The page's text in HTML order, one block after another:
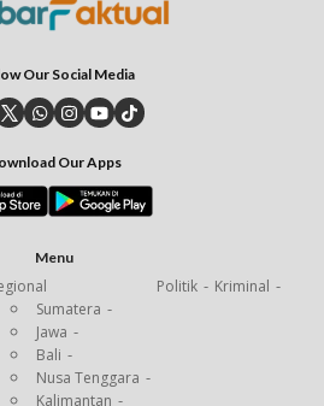
Our Social Media
Our Apps
Menu
Sumatera
Jawa
Bali
Nusa Tenggara
Kalimantan
Politik Kriminal